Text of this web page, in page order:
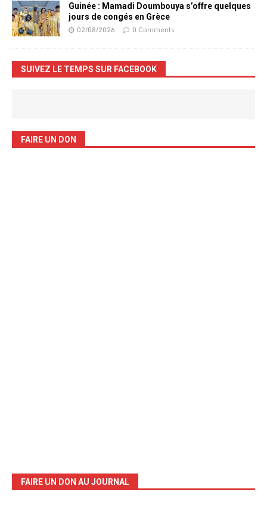
Guinée : Mamadi Doumbouya s’offre quelques
jours de congés en Grèce
02/08/2026 0 Comments
SUIVEZ LE TEMPS SUR FACEBOOK
FAIRE UN DON
FAIRE UN DON AU JOURNAL